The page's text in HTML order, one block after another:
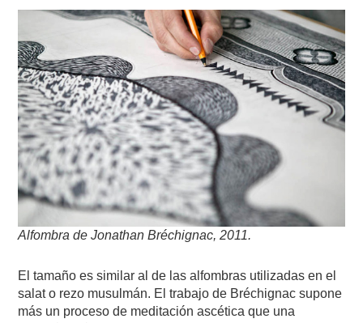
Alfombra de Jonathan Bréchignac, 2011.
El tamaño es similar al de las alfombras utilizadas en el
salat o rezo musulmán. El trabajo de Bréchignac supone
más un proceso de meditación ascética que una